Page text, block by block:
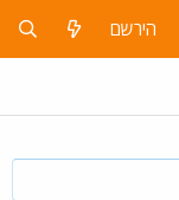
הירשם